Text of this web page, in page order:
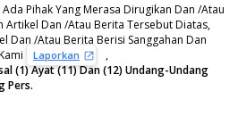
Pihak Yang Merasa Dirugikan Dan /Atau
Artikel Dan /Atau Berita Tersebut Diatas,
Dan /Atau Berita Berisi Sanggahan Dan
Laporkan
,
(1) Ayat (11) Dan (12) Undang-Undang
Pers.